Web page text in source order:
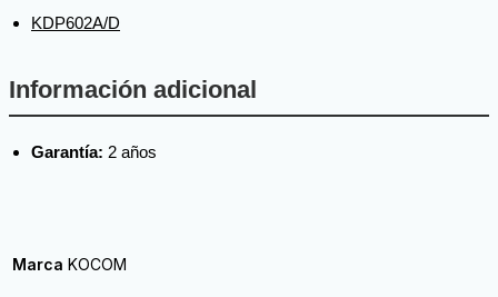
KDP602A/D
Información adicional
Garantía: 2 años
Marca KOCOM